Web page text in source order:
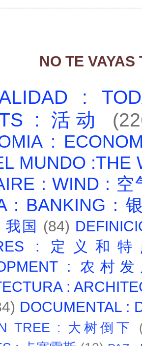
NO TE
:
: 活动
:
MUNDO :THE
: WIND : 空
: BANKING :
我国 (84)
: 定义和
: 农村
:
DOCUMENTAL :
TREE : 大树倒下